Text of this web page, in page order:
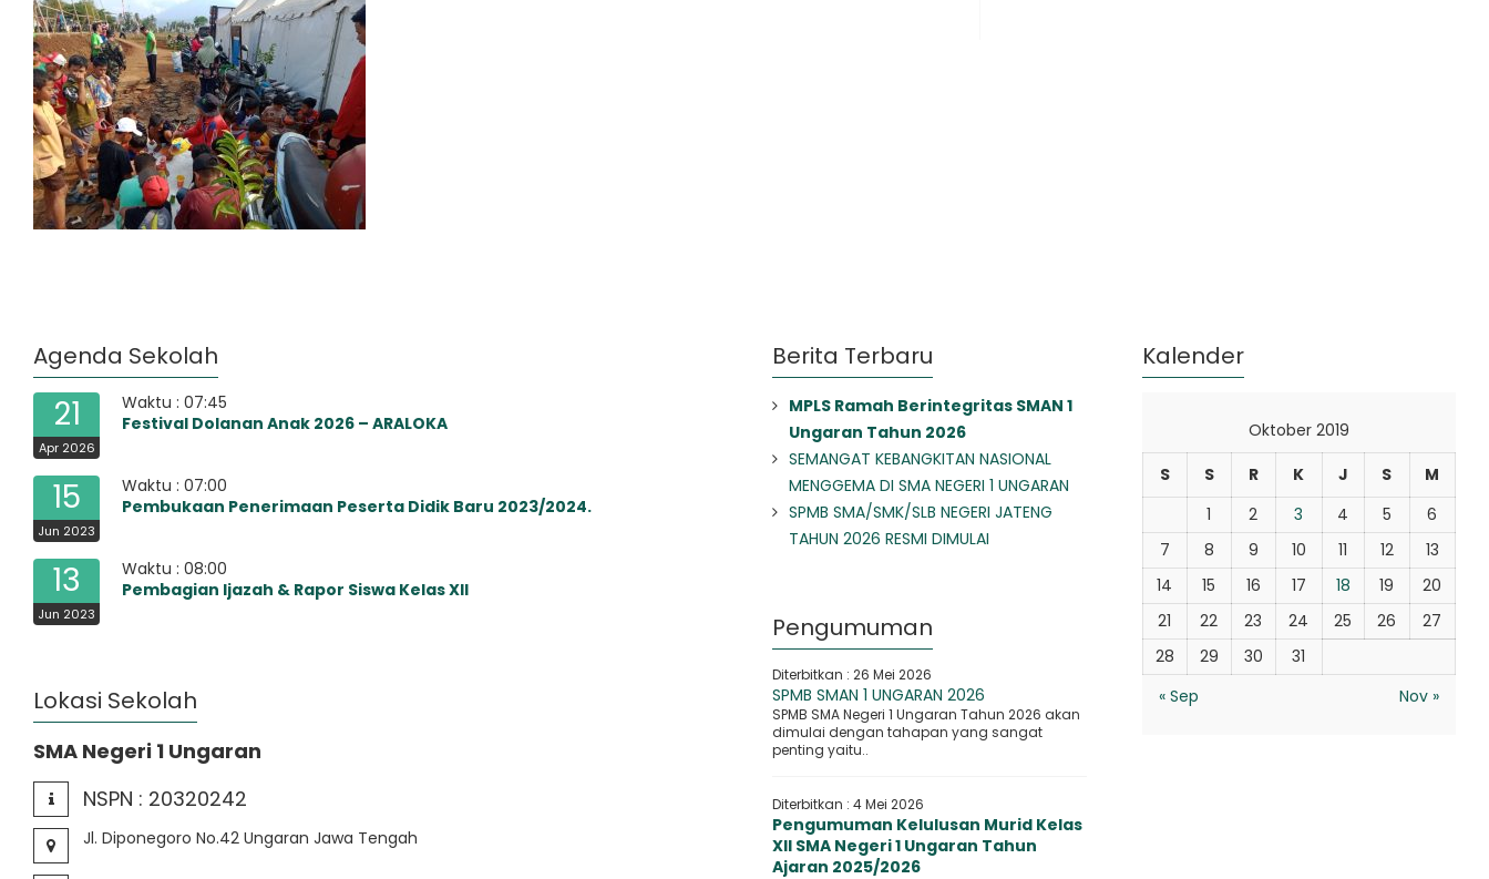
Agenda Sekolah
21
Apr 2026
Waktu : 07:45
Festival Dolanan Anak 2026 – ARALOKA
15
Jun 2023
Waktu : 07:00
Pembukaan Penerimaan Peserta Didik Baru 2023/2024.
13
Jun 2023
Waktu : 08:00
Pembagian Ijazah & Rapor Siswa Kelas XII
Lokasi Sekolah
SMA Negeri 1 Ungaran
NSPN : 20320242
Jl. Diponegoro No.42 Ungaran Jawa Tengah
Berita Terbaru
MPLS Ramah Berintegritas SMAN 1
Ungaran Tahun 2026
SEMANGAT KEBANGKITAN NASIONAL
MENGGEMA DI SMA NEGERI 1 UNGARAN
SPMB SMA/SMK/SLB NEGERI JATENG
TAHUN 2026 RESMI DIMULAI
Pengumuman
Diterbitkan : 26 Mei 2026
SPMB SMAN 1 UNGARAN 2026
SPMB SMA Negeri 1 Ungaran Tahun 2026 akan
dimulai dengan tahapan yang sangat
penting yaitu..
Diterbitkan : 4 Mei 2026
Pengumuman Kelulusan Murid Kelas
XII SMA Negeri 1 Ungaran Tahun
Ajaran 2025/2026
Kalender
Oktober 2019
S
S R K J S
M
1
2 3 4 5
6
7
8 9 10 11 12
13
14
15 16 17 18 19
20
21
22 23 24 25 26
27
28
29 30
31
« Sep
Nov »